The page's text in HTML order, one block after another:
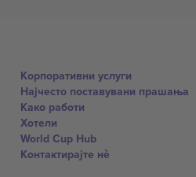
Корпоративни услуги
Најчесто поставувани прашања
Како работи
Хотели
World Cup Hub
Контактирајте нѐ